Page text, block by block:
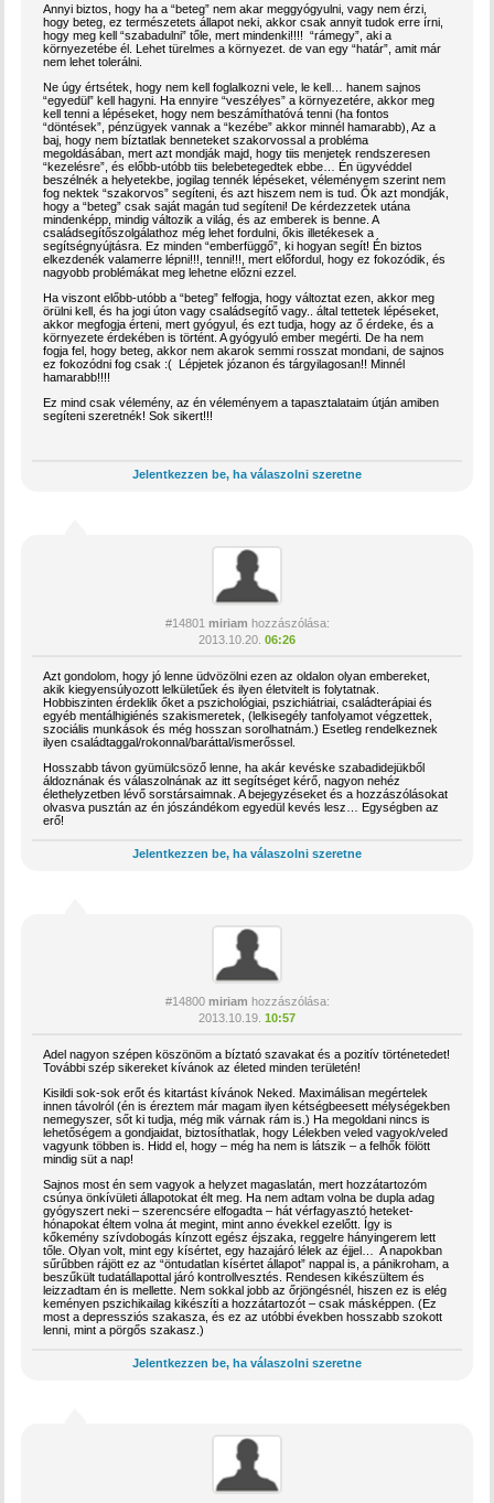
Annyi biztos, hogy ha a “beteg” nem akar meggyógyulni, vagy nem érzi,
hogy beteg, ez természetets állapot neki, akkor csak annyit tudok erre írni,
hogy meg kell “szabadulni” tőle, mert mindenki!!!! “rámegy”, aki a
környezetébe él. Lehet türelmes a környezet. de van egy “határ”, amit már
nem lehet tolerálni.
Ne úgy értsétek, hogy nem kell foglalkozni vele, le kell… hanem sajnos
“egyedül” kell hagyni. Ha ennyire “veszélyes” a környezetére, akkor meg
kell tenni a lépéseket, hogy nem beszámíthatóvá tenni (ha fontos
“döntések”, pénzügyek vannak a “kezébe” akkor minnél hamarabb), Az a
baj, hogy nem bíztatlak benneteket szakorvossal a probléma
megoldásában, mert azt mondják majd, hogy tiis menjetek rendszeresen
“kezelésre”, és előbb-utóbb tiis belebetegedtek ebbe… Én ügyvéddel
beszélnék a helyetekbe, jogilag tennék lépéseket, véleményem szerint nem
fog nektek “szakorvos” segíteni, és azt hiszem nem is tud. Ők azt mondják,
hogy a “beteg” csak saját magán tud segíteni! De kérdezzetek utána
mindenképp, mindig változik a világ, és az emberek is benne. A
családsegítőszolgálathoz még lehet fordulni, őkis illetékesek a
segítségnyújtásra. Ez minden “emberfüggő”, ki hogyan segít! Én biztos
elkezdenék valamerre lépni!!!, tenni!!!, mert előfordul, hogy ez fokozódik, és
nagyobb problémákat meg lehetne előzni ezzel.
Ha viszont előbb-utóbb a “beteg” felfogja, hogy változtat ezen, akkor meg
örülni kell, és ha jogi úton vagy családsegítő vagy.. által tettetek lépéseket,
akkor megfogja érteni, mert gyógyul, és ezt tudja, hogy az ő érdeke, és a
környezete érdekében is történt. A gyógyuló ember megérti. De ha nem
fogja fel, hogy beteg, akkor nem akarok semmi rosszat mondani, de sajnos
ez fokozódni fog csak :( Lépjetek józanon és tárgyilagosan!! Minnél
hamarabb!!!!
Ez mind csak vélemény, az én véleményem a tapasztalataim útján amiben
segíteni szeretnék! Sok sikert!!!
Jelentkezzen be, ha válaszolni szeretne
#14801 miriam hozzászólása:
2013.10.20. 06:26
Azt gondolom, hogy jó lenne üdvözölni ezen az oldalon olyan embereket,
akik kiegyensúlyozott lelkületűek és ilyen életvitelt is folytatnak.
Hobbiszinten érdeklik őket a pszichológiai, pszichiátriai, családterápiai és
egyéb mentálhigiénés szakismeretek, (lelkisegély tanfolyamot végzettek,
szociális munkások és még hosszan sorolhatnám.) Esetleg rendelkeznek
ilyen családtaggal/rokonnal/baráttal/ismerőssel.
Hosszabb távon gyümülcsöző lenne, ha akár kevéske szabadidejükből
áldoznának és válaszolnának az itt segítséget kérő, nagyon nehéz
élethelyzetben lévő sorstársaimnak. A bejegyzéseket és a hozzászólásokat
olvasva pusztán az én jószándékom egyedül kevés lesz… Egységben az
erő!
Jelentkezzen be, ha válaszolni szeretne
#14800 miriam hozzászólása:
2013.10.19. 10:57
Adel nagyon szépen köszönöm a bíztató szavakat és a pozitív történetedet!
További szép sikereket kívánok az életed minden területén!
Kisildi sok-sok erőt és kitartást kívánok Neked. Maximálisan megértelek
innen távolról (én is éreztem már magam ilyen kétségbeesett mélységekben
nemegyszer, sőt ki tudja, még mik várnak rám is.) Ha megoldani nincs is
lehetőségem a gondjaidat, biztosíthatlak, hogy Lélekben veled vagyok/veled
vagyunk többen is. Hidd el, hogy – még ha nem is látszik – a felhők fölött
mindig süt a nap!
Sajnos most én sem vagyok a helyzet magaslatán, mert hozzátartozóm
csúnya önkívületi állapotokat élt meg. Ha nem adtam volna be dupla adag
gyógyszert neki – szerencsére elfogadta – hát vérfagyasztó heteket-
hónapokat éltem volna át megint, mint anno évekkel ezelőtt. Így is
kőkemény szívdobogás kínzott egész éjszaka, reggelre hányingerem lett
tőle. Olyan volt, mint egy kísértet, egy hazajáró lélek az éjjel… A napokban
sűrűbben rájött ez az “öntudatlan kísértet állapot” nappal is, a pánikroham, a
beszűkült tudatállapottal járó kontrollvesztés. Rendesen kikészültem és
leizzadtam én is mellette. Nem sokkal jobb az őrjöngésnél, hiszen ez is elég
keményen pszichikailag kikészíti a hozzátartozót – csak másképpen. (Ez
most a depressziós szakasza, és ez az utóbbi években hosszabb szokott
lenni, mint a pörgős szakasz.)
Jelentkezzen be, ha válaszolni szeretne